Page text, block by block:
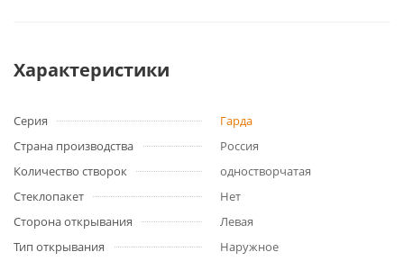
Характеристики
Серия
Гарда
Страна производства
Россия
Количество створок
одностворчатая
Стеклопакет
Нет
Сторона открывания
Левая
Тип открывания
Наружное